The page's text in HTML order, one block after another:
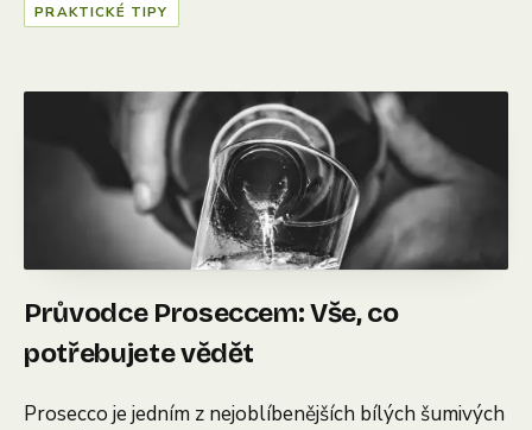
PRAKTICKÉ TIPY
Průvodce Proseccem: Vše, co
potřebujete vědět
Prosecco je jedním z nejoblíbenějších bílých šumivých